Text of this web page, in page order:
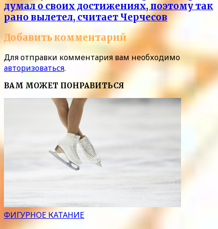
думал о своих достижениях, поэтому так
рано вылетел, считает Черчесов
Добавить комментарий
Для отправки комментария вам необходимо
авторизоваться.
ВАМ МОЖЕТ ПОНРАВИТЬСЯ
ФИГУРНОЕ КАТАНИЕ